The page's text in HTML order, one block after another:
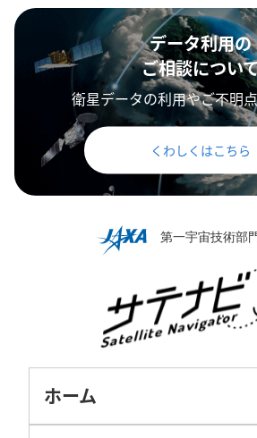
データ利用の
ご相談につい
衛星データの利用やご不明
くわしくはこちら
ホーム